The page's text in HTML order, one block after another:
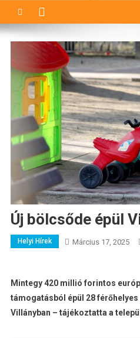
Új bölcsőde épül
Helyi Hírek Március 17, 2025
Mintegy 420 millió forintos
támogatásból épül 28
Villányban – tájékoztatta a